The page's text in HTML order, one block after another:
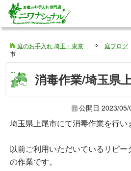
庭のお手入れ 埼玉・東京 庭ブログ
市
消毒作業/埼玉県
公開日 2023/05/
埼玉県上尾市にて消毒作業を行い
以前ご利用いただいているリピ
の作業です。